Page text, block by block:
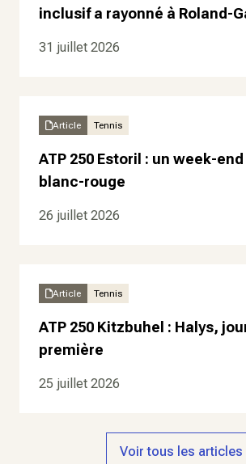
inclusif a rayonné à Roland-
31 juillet 2026
Article Tennis
ATP 250 Estoril : un week-
blanc-rouge
26 juillet 2026
Article Tennis
ATP 250 Kitzbuhel : Halys,
première
25 juillet 2026
Voir tous les articles